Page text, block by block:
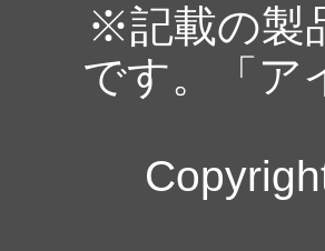
※記載の製
です。「ア